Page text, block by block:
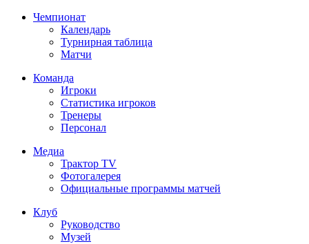
Чемпионат
Календарь
Турнирная таблица
Матчи
Команда
Игроки
Статистика игроков
Тренеры
Персонал
Медиа
Трактор TV
Фотогалерея
Официальные программы матчей
Клуб
Руководство
Музей